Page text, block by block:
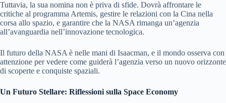
Tuttavia, la sua nomina non è priva di sfide. Dovrà affrontare le
critiche al programma Artemis, gestire le relazioni con la Cina nella
corsa allo spazio, e garantire che la NASA rimanga un’agenzia
all’avanguardia nell’innovazione tecnologica.
Il futuro della NASA è nelle mani di Isaacman, e il mondo osserva con
attenzione per vedere come guiderà l’agenzia verso un nuovo orizzonte
di scoperte e conquiste spaziali.
Un Futuro Stellare: Riflessioni sulla Space Economy